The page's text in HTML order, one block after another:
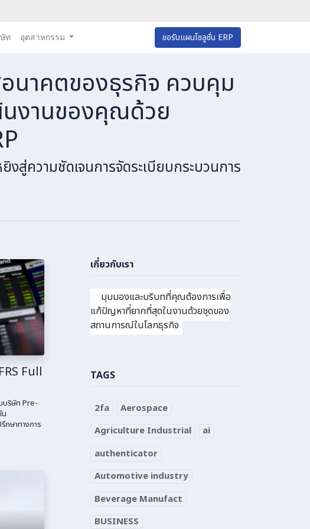
ท อุตสาหกรรม ขอรับแผนโซลูชั่น ERP
อนาคตของธุรกิจ ควบคุม
นงานของคุณด้วย
งสู่ความชัดเจนการจัดระเบียบกระบวนการ
Full
บริษัท Pre-
ษาทางการ
เกี่ยวกับเรา
มุมมองและบริบทที่คุณต้องการเพื่อ
แก้ปัญหาที่ยากที่สุดในงานด้วยชุดของ
สถานการณ์ในโลกธุรกิจ
TAGS
2fa
Aerospace
Agriculture Industrial
ai
authenticator
Automotive industry
Beverage Manufact
BUSINESS